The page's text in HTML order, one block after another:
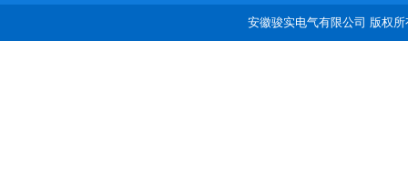
安徽骏实电气有限公司 版权